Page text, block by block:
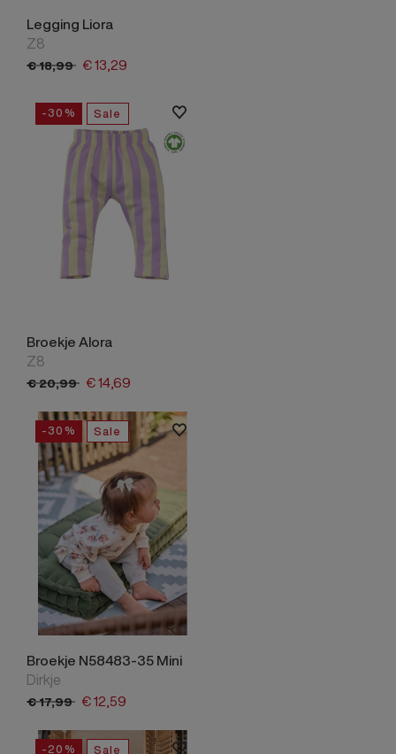
Legging Liora
Z8
€18,99 €13,29
-30% Sale
Broekje Alora
Z8
€20,99 €14,69
-30% Sale
Broekje N58483-35 Mini
Dirkje
€17,99 €12,59
-20% Sale